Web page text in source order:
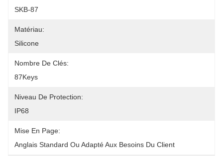
SKB-87
Matériau:
Silicone
Nombre De Clés:
87Keys
Niveau De Protection:
IP68
Mise En Page:
Anglais Standard Ou Adapté Aux Besoins Du Client